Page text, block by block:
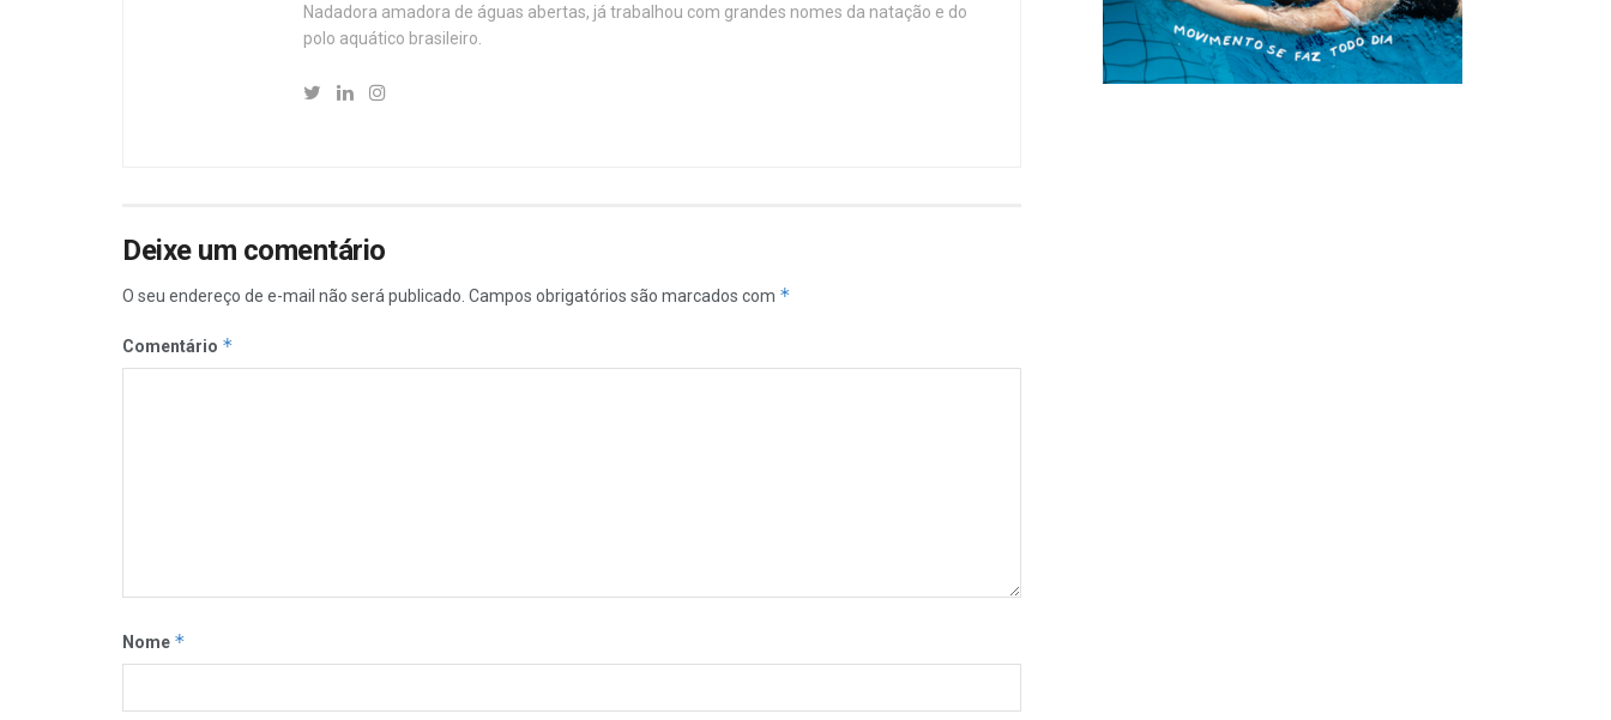
Nadadora amadora de águas abertas, já trabalhou com grandes nomes da natação e do
polo aquático brasileiro.
Deixe um comentário
O seu endereço de e-mail não será publicado. Campos obrigatórios são marcados com *
Comentário *
Nome *